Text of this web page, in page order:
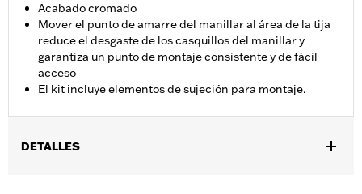
Acabado cromado
Mover el punto de amarre del manillar al área de la tija
reduce el desgaste de los casquillos del manillar y
garantiza un punto de montaje consistente y de fácil
acceso
El kit incluye elementos de sujeción para montaje.
DETALLES